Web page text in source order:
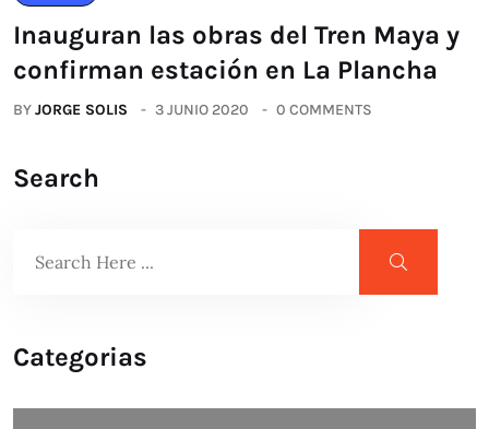
Inauguran las obras del Tren Maya y
confirman estación en La Plancha
BYJORGE SOLIS 3 JUNIO 2020 0 COMMENTS
Search
Categorias